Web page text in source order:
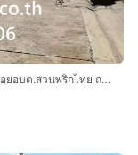
ทาวน์เฮ้าส์ 2 ชั้น 20.7 ตร.ว หมู่บ้านโมดิวิลล่ารังสิต ซอยอบต.สวนพริกไทย ถนนรังสิต-ปทุมธานี เมืองปทุมธานี ปทุมธานี